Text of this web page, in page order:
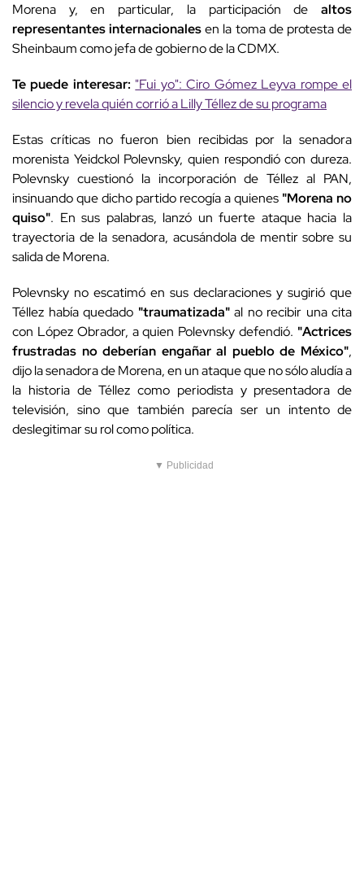
Morena y, en particular, la participación de altos
representantes internacionalesen la toma de protesta de
Sheinbaum como jefa de gobierno de la CDMX.
Te puede interesar: "Fui yo": Ciro Gómez Leyva rompe el
silencio y revela quién corrió a Lilly Téllez de su programa
Estas críticas no fueron bien recibidas por la senadora
morenista Yeidckol Polevnsky, quien respondió con dureza.
Polevnsky cuestionó la incorporación de Téllez al PAN,
insinuando que dicho partido recogía a quienes "Morena no
quiso". En sus palabras, lanzó un fuerte ataque hacia la
trayectoria de la senadora, acusándola de mentir sobre su
salida de Morena.
Polevnsky no escatimó en sus declaraciones y sugirió que
Téllez había quedado "traumatizada"al no recibir una cita
con López Obrador, a quien Polevnsky defendió. "Actrices
frustradas no deberían engañar al pueblo de México",
dijo la senadora de Morena, en un ataque que no sólo aludía a
la historia de Téllez como periodista y presentadora de
televisión, sino que también parecía ser un intento de
deslegitimar su rol como política.
▼ Publicidad